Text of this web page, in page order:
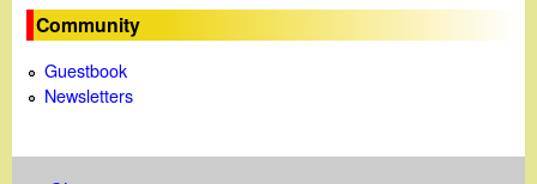
Community
Guestbook
Newsletters